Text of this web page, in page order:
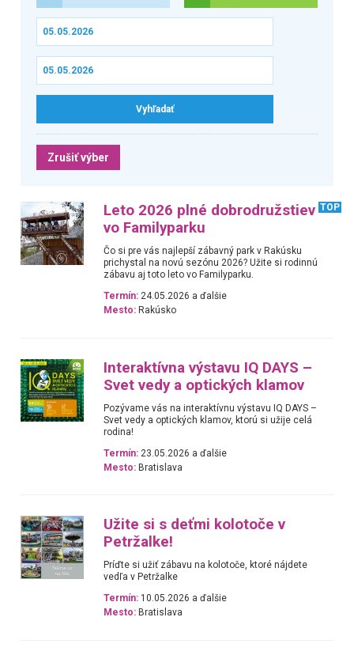
Zrušiť výber
Leto 2026 plné dobrodružstiev
vo Familyparku
TOP
Čo si pre vás najlepší zábavný park v Rakúsku
prichystal na novú sezónu 2026? Užite si rodinnú
zábavu aj toto leto vo Familyparku.
Termín: 24.05.2026 a ďalšie
Mesto: Rakúsko
Interaktívna výstavu IQ DAYS –
Svet vedy a optických klamov
Pozývame vás na interaktívnu výstavu IQ DAYS –
Svet vedy a optických klamov, ktorú si užije celá
rodina!
Termín: 23.05.2026 a ďalšie
Mesto: Bratislava
Užite si s deťmi kolotoče v
Petržalke!
Príďte si užiť zábavu na kolotoče, ktoré nájdete
vedľa v Petržalke
Termín: 10.05.2026 a ďalšie
Mesto: Bratislava